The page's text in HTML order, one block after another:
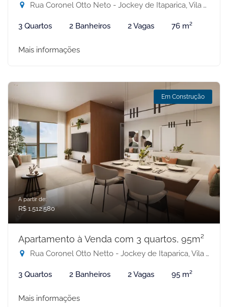
Rua Coronel Otto Neto - Jockey de Itaparica, Vila Velha-ES
3 Quartos 2 Banheiros 2 Vagas 76 m²
Mais informações
Em Construção
A partir de:
R$ 1.512.580
Apartamento à Venda com 3 quartos, 95m²
Rua Coronel Otto Netto - Jockey de Itaparica, Vila Velha-ES
3 Quartos 2 Banheiros 2 Vagas 95 m²
Mais informações